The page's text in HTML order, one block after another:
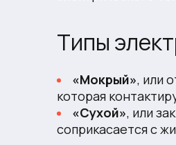
Типы
«Мокрый», или
которая
«Сухой», или
соприкасается с